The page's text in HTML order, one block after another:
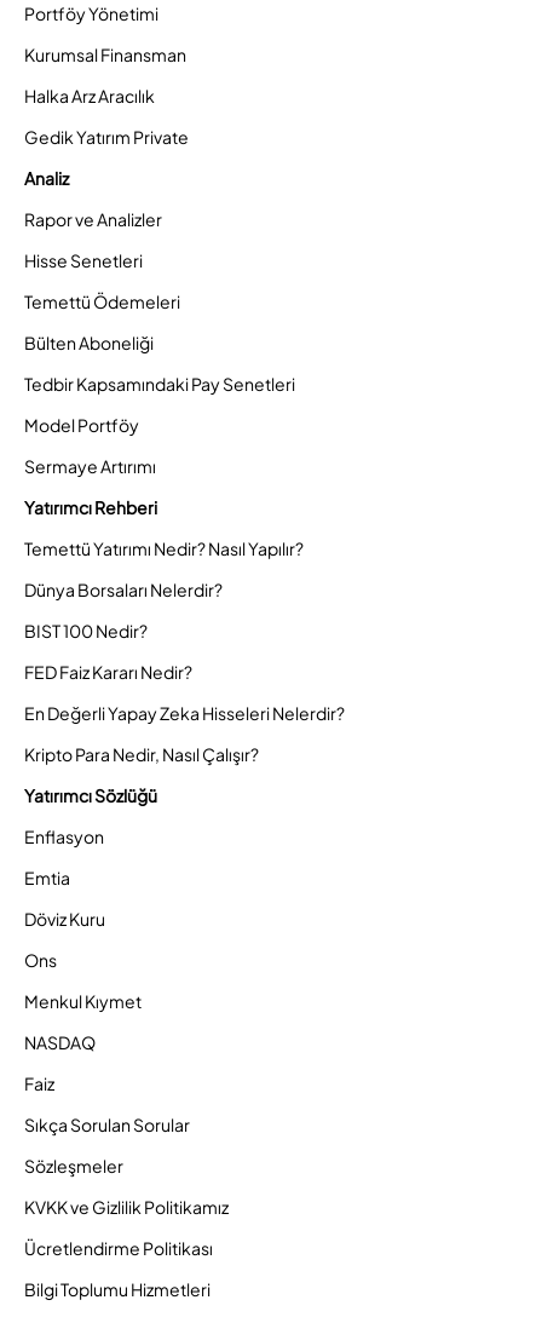
Portföy Yönetimi
Kurumsal Finansman
Halka Arz Aracılık
Gedik Yatırım Private
Analiz
Rapor ve Analizler
Hisse Senetleri
Temettü Ödemeleri
Bülten Aboneliği
Tedbir Kapsamındaki Pay Senetleri
Model Portföy
Sermaye Artırımı
Yatırımcı Rehberi
Temettü Yatırımı Nedir? Nasıl Yapılır?
Dünya Borsaları Nelerdir?
BIST 100 Nedir?
FED Faiz Kararı Nedir?
En Değerli Yapay Zeka Hisseleri Nelerdir?
Kripto Para Nedir, Nasıl Çalışır?
Yatırımcı Sözlüğü
Enflasyon
Emtia
Döviz Kuru
Ons
Menkul Kıymet
NASDAQ
Faiz
Sıkça Sorulan Sorular
Sözleşmeler
KVKK ve Gizlilik Politikamız
Ücretlendirme Politikası
Bilgi Toplumu Hizmetleri